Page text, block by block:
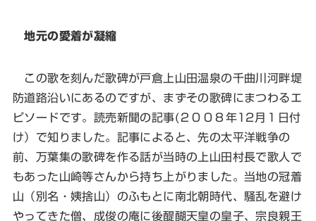
地元の愛着が凝縮
この歌を刻んだ歌碑が戸倉上山田温泉の千曲川河畔堤
防道路沿いにあるのですが、まずその歌碑にまつわるエ
ピソードです。読売新聞の記事(２００８年12月１日付
け）で知りました。記事によると、先の太平洋戦争の
前、万葉集の歌碑を作る話が当時の上山田村長で歌人で
もあった山崎等さんから持ち上がりました。当地の冠着
山（別名・姨捨山）のふもとに南北朝時代、騒乱を避け
やってきた僧、成俊の庵に後醍醐天皇の皇子、宗良親王